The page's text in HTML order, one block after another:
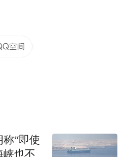
采茶戏《婚姻考场》表
全省11个设区市，结合
、潮流项目，为省内外
“即使
峡也不